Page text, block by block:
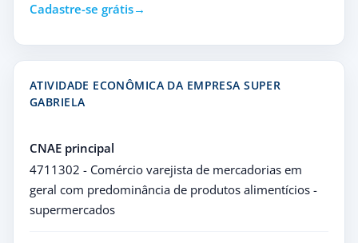
Cadastre-se grátis
ATIVIDADE ECONÔMICA DA EMPRESA SUPER
GABRIELA
CNAE principal
4711302 - Comércio varejista de mercadorias em
geral com predominância de produtos alimentícios -
supermercados